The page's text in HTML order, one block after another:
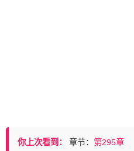
你上次看到： 章节： 第295章